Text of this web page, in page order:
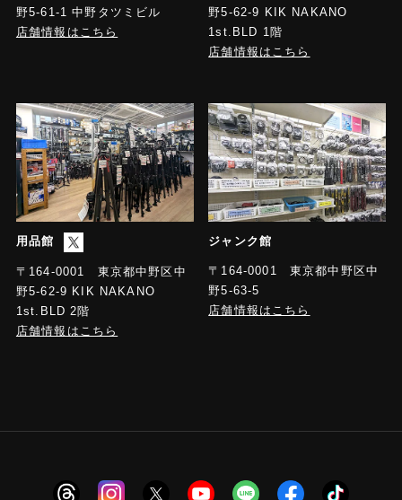
野5-61-1 中野タツミビル
店舗情報はこちら
野5-62-9 KIK NAKANO
1st.BLD 1階
店舗情報はこちら
用品館
〒164-0001 東京都中野区中
野5-62-9 KIK NAKANO
1st.BLD 2階
店舗情報はこちら
ジャンク館
〒164-0001 東京都中野区中
野5-63-5
店舗情報はこちら